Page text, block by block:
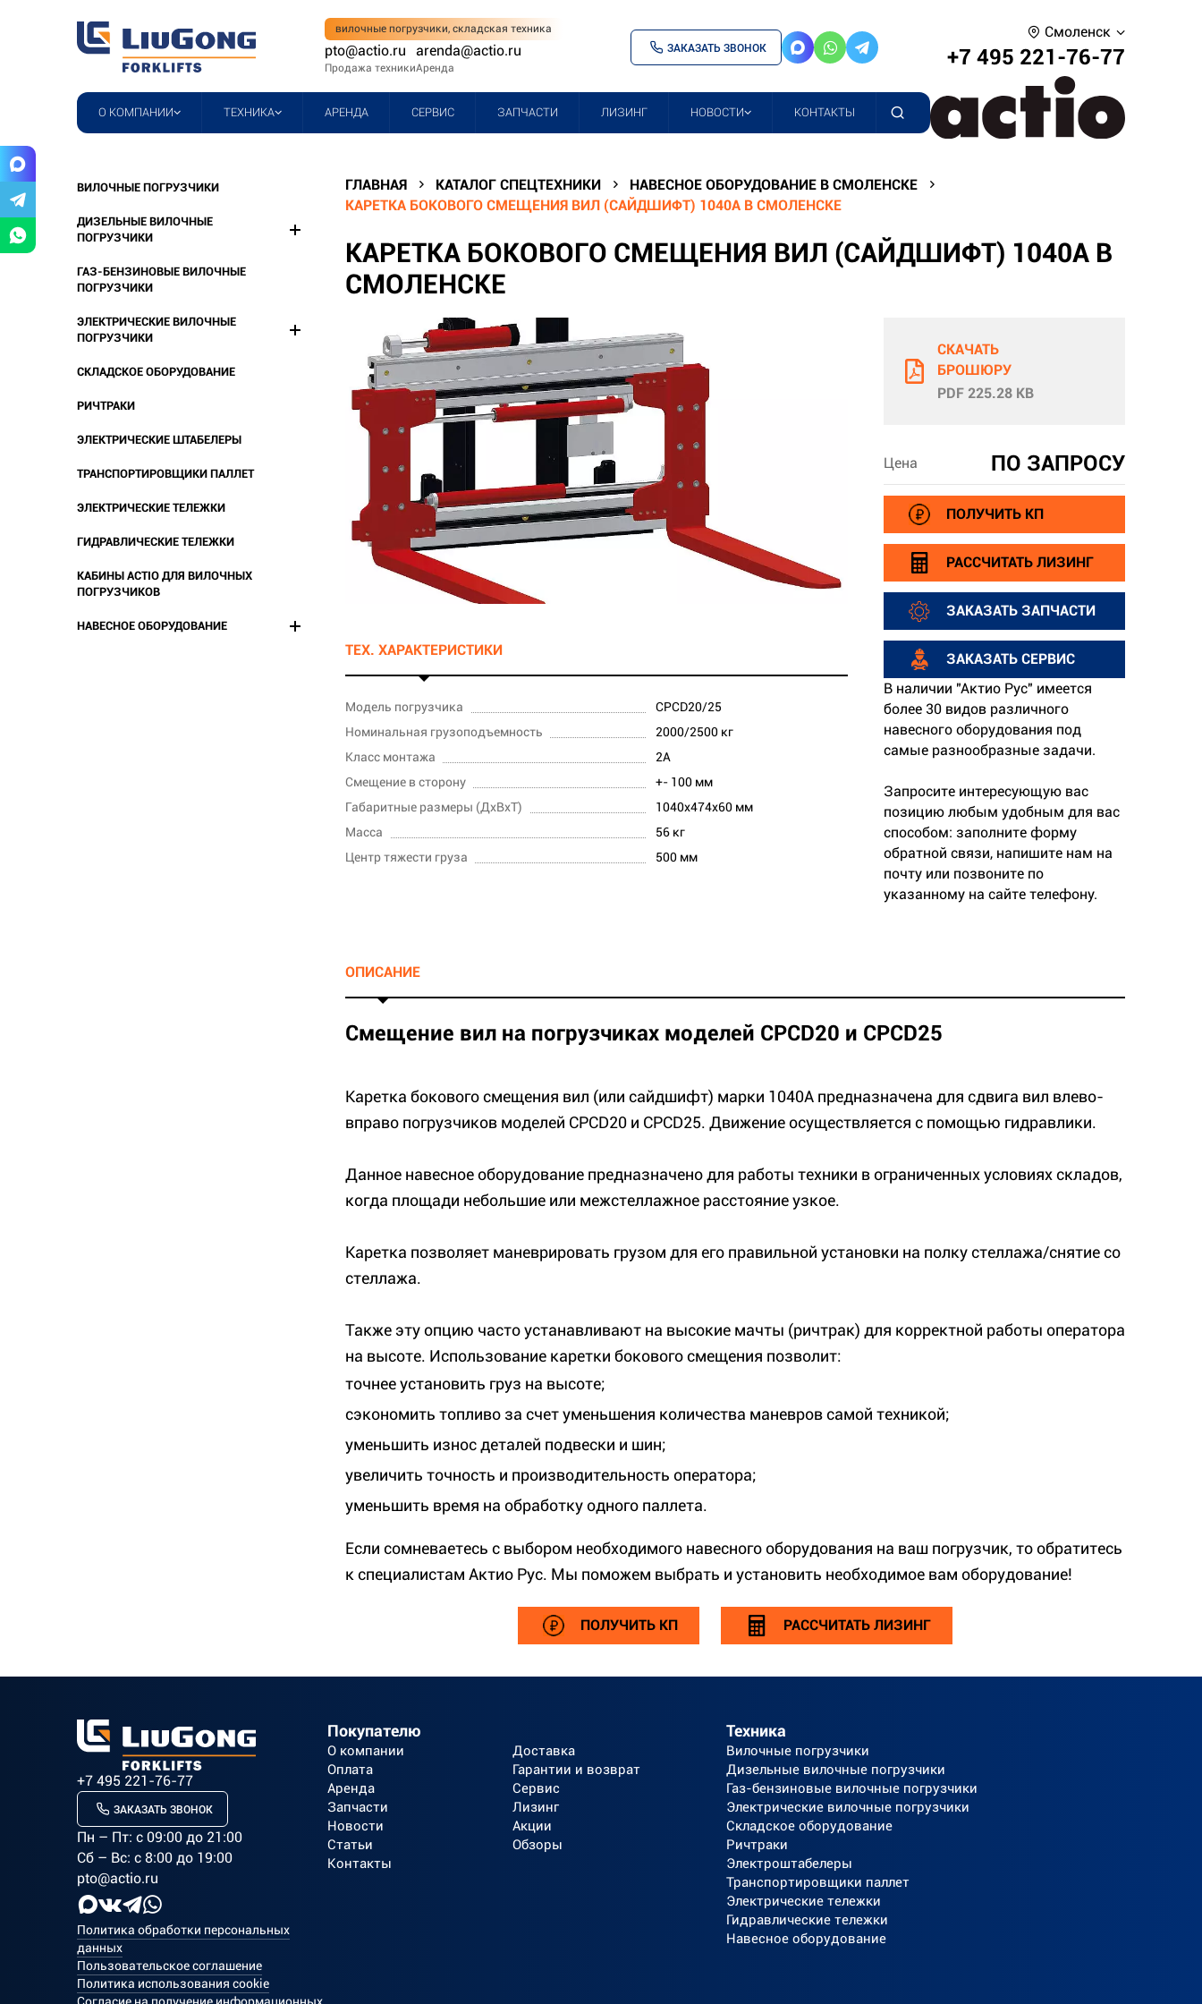
вилочные погрузчики, складская техника
pto@actio.ru
Продажа техники
arenda@actio.ru
Аренда
ЗАКАЗАТЬ ЗВОНОК
Смоленск
+7 495 221-76-77
О КОМПАНИИ ТЕХНИКА АРЕНДА СЕРВИС ЗАПЧАСТИ ЛИЗИНГ НОВОСТИ КОНТАКТЫ
ВИЛОЧНЫЕ ПОГРУЗЧИКИ
ДИЗЕЛЬНЫЕ ВИЛОЧНЫЕ
ПОГРУЗЧИКИ
ГАЗ-БЕНЗИНОВЫЕ ВИЛОЧНЫЕ
ПОГРУЗЧИКИ
ЭЛЕКТРИЧЕСКИЕ ВИЛОЧНЫЕ
ПОГРУЗЧИКИ
СКЛАДСКОЕ ОБОРУДОВАНИЕ
РИЧТРАКИ
ЭЛЕКТРИЧЕСКИЕ ШТАБЕЛЕРЫ
ТРАНСПОРТИРОВЩИКИ ПАЛЛЕТ
ЭЛЕКТРИЧЕСКИЕ ТЕЛЕЖКИ
ГИДРАВЛИЧЕСКИЕ ТЕЛЕЖКИ
КАБИНЫ ACTIO ДЛЯ ВИЛОЧНЫХ
ПОГРУЗЧИКОВ
НАВЕСНОЕ ОБОРУДОВАНИЕ
ГЛАВНАЯ КАТАЛОГ СПЕЦТЕХНИКИ
НАВЕСНОЕ ОБОРУДОВАНИЕ В СМОЛЕНСКЕ
КАРЕТКА БОКОВОГО СМЕЩЕНИЯ ВИЛ (САЙДШИФТ) 1040A В СМОЛЕНСКЕ
КАРЕТКА БОКОВОГО СМЕЩЕНИЯ ВИЛ (САЙДШИФТ) 1040A В
СМОЛЕНСКЕ
ТЕХ. ХАРАКТЕРИСТИКИ
Модель погрузчика
CPCD20/25
Номинальная грузоподъемность
2000/2500 кг
Класс монтажа
2А
Смещение в сторону
+- 100 мм
Габаритные размеры (ДхВхТ)
1040х474х60 мм
Масса
56 кг
Центр тяжести груза
500 мм
СКАЧАТЬ
БРОШЮРУ
PDF 225.28 KB
Цена ПО ЗАПРОСУ
ПОЛУЧИТЬ КП
РАССЧИТАТЬ ЛИЗИНГ
ЗАКАЗАТЬ ЗАПЧАСТИ
ЗАКАЗАТЬ СЕРВИС
В наличии "Актио Рус" имеется
более 30 видов различного
навесного оборудования под
самые разнообразные задачи.
Запросите интересующую вас
позицию любым удобным для вас
способом: заполните форму
обратной связи, напишите нам на
почту или позвоните по
указанному на сайте телефону.
ОПИСАНИЕ
Смещение вил на погрузчиках моделей CPCD20 и CPCD25
Каретка бокового смещения вил (или сайдшифт) марки 1040А предназначена для сдвига вил влево-
вправо погрузчиков моделей CPCD20 и CPCD25. Движение осуществляется с помощью гидравлики.
Данное навесное оборудование предназначено для работы техники в ограниченных условиях складов,
когда площади небольшие или межстеллажное расстояние узкое.
Каретка позволяет маневрировать грузом для его правильной установки на полку стеллажа/снятие со
стеллажа.
Также эту опцию часто устанавливают на высокие мачты (ричтрак) для корректной работы оператора
на высоте. Использование каретки бокового смещения позволит:
точнее установить груз на высоте;
сэкономить топливо за счет уменьшения количества маневров самой техникой;
уменьшить износ деталей подвески и шин;
увеличить точность и производительность оператора;
уменьшить время на обработку одного паллета.
Если сомневаетесь с выбором необходимого навесного оборудования на ваш погрузчик, то обратитесь
к специалистам Актио Рус. Мы поможем выбрать и установить необходимое вам оборудование!
ПОЛУЧИТЬ КП РАССЧИТАТЬ ЛИЗИНГ
+7 495 221-76-77
ЗАКАЗАТЬ ЗВОНОК
Пн – Пт: c 09:00 до 21:00
Сб – Вс: с 8:00 до 19:00
pto@actio.ru
Политика обработки персональных
данных
Пользовательское соглашение
Политика использования cookie
Согласие на получение информационных
Покупателю
О компании
Доставка
Оплата
Гарантии и возврат
Аренда
Сервис
Запчасти
Лизинг
Новости
Акции
Статьи
Обзоры
Контакты
Техника
Вилочные погрузчики
Дизельные вилочные погрузчики
Газ-бензиновые вилочные погрузчики
Электрические вилочные погрузчики
Складское оборудование
Ричтраки
Электроштабелеры
Транспортировщики паллет
Электрические тележки
Гидравлические тележки
Навесное оборудование